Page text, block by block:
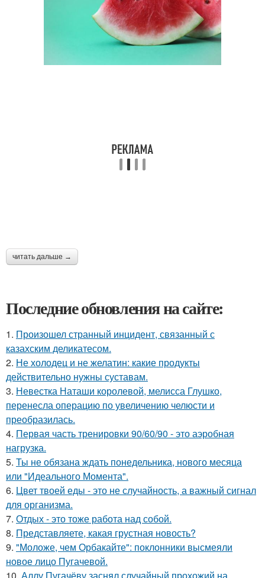
читать дальше →
Последние обновления на сайте:
1. Произошел странный инцидент, связанный с
казахским деликатесом.
2. Не холодец и не желатин: какие продукты
действительно нужны суставам.
3. Невестка Наташи королевой, мелисса Глушко,
перенесла операцию по увеличению челюсти и
преобразилась.
4. Первая часть тренировки 90/60/90 - это аэробная
нагрузка.
5. Ты не обязана ждать понедельника, нового месяца
или "Идеального Момента".
6. Цвет твоей еды - это не случайность, а важный сигнал
для организма.
7. Отдых - это тоже работа над собой.
8. Представляете, какая грустная новость?
9. "Моложе, чем Орбакайте": поклонники высмеяли
новое лицо Пугачевой.